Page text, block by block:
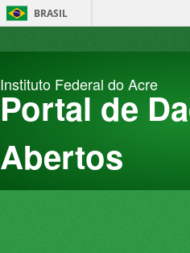
Pular
para
BRASIL
Instituto Federal do Acre
Portal de
Abertos